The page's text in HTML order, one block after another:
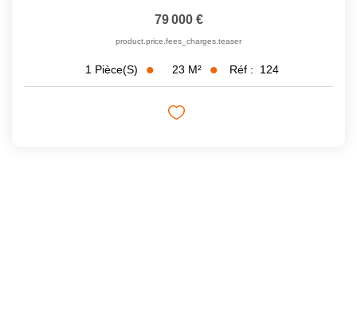
79 000 €
product.price.fees_charges.teaser
1 Pièce(s) 23 M² Réf : 124